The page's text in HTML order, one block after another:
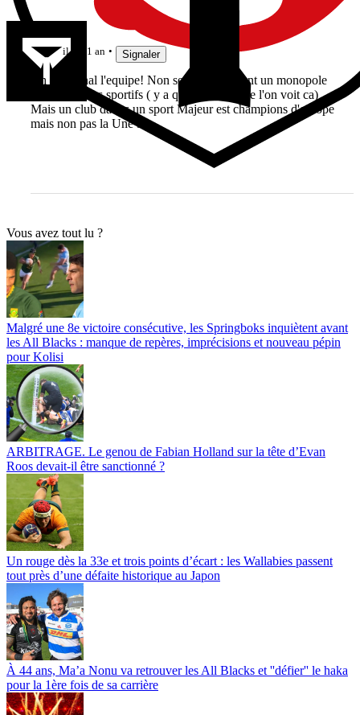
il y a 1 an Signaler
Ah le journal l'equipe! Non seulement ils ont un monopole
des quotidiens sportifs ( y a qu'en france que l'on voit ca)
Mais un club dabns un sport Majeur est champions d'europe
mais non pas la Une .
Vous avez tout lu ?
Malgré une 8e victoire consécutive, les Springboks inquiètent avant
les All Blacks : manque de repères, imprécisions et nouveau pépin
pour Kolisi
ARBITRAGE. Le genou de Fabian Holland sur la tête d’Evan
Roos devait-il être sanctionné ?
Un rouge dès la 33e et trois points d’écart : les Wallabies passent
tout près d’une défaite historique au Japon
À 44 ans, Ma’a Nonu va retrouver les All Blacks et ''défier'' le haka
pour la 1ère fois de sa carrière